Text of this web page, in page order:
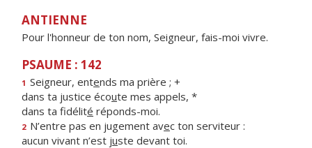
ANTIENNE
Pour l'honneur de ton nom, Seigneur, fais-moi vivre.
PSAUME : 142
1 Seigneur, entends ma prière ; +
dans ta justice écoute mes appels, *
dans ta fidélité réponds-moi.
2 N’entre pas en jugement avec ton serviteur :
aucun vivant n’est juste devant toi.